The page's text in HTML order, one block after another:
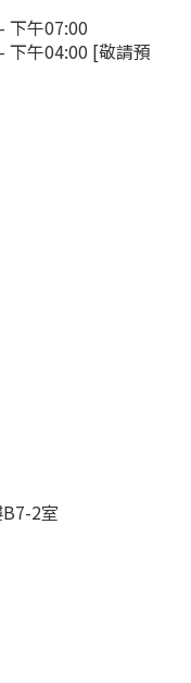
下午07:00
下午04:00 [敬請預
2室